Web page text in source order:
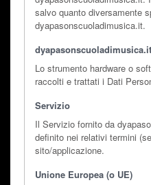
salvo quanto diversamente
dyapasonscuoladimusica.it.
Lo strumento hardware o
raccolti e trattati i Dati
Servizio
Il Servizio fornito da
definito nei relativi termini
sito/applicazione.
Unione Europea (o UE)